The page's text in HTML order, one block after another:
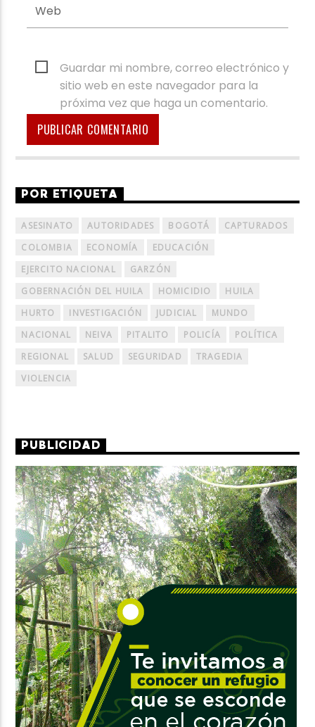
Guardar mi nombre, correo electrónico y
sitio web en este navegador para la
próxima vez que haga un comentario.
POR ETIQUETA
ASESINATO AUTORIDADES BOGOTÁ
CAPTURADOS
COLOMBIA
ECONOMÍA
EDUCACIÓN
EJERCITO NACIONAL
GARZÓN
GOBERNACIÓN DEL HUILA
HOMICIDIO
HUILA
HURTO
INVESTIGACIÓN JUDICIAL
MUNDO
NACIONAL
NEIVA PITALITO POLICÍA
POLÍTICA
REGIONAL
SALUD SEGURIDAD
TRAGEDIA
VIOLENCIA
PUBLICIDAD